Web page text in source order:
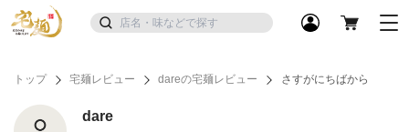
トップ 宅麺レビュー dareの宅麺レビュー さすがにちばから
dare